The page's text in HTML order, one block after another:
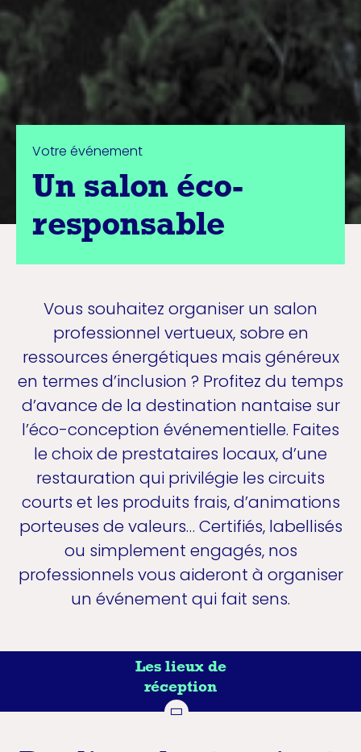
Votre événement
Un salon éco-
responsable
Vous souhaitez organiser un salon
professionnel vertueux, sobre en
ressources énergétiques mais généreux
en termes d’inclusion ? Profitez du temps
d’avance de la destination nantaise sur
l’éco-conception événementielle. Faites
le choix de prestataires locaux, d’une
restauration qui privilégie les circuits
courts et les produits frais, d’animations
porteuses de valeurs… Certifiés, labellisés
ou simplement engagés, nos
professionnels vous aideront à organiser
un événement qui fait sens.
Les lieux de
réception